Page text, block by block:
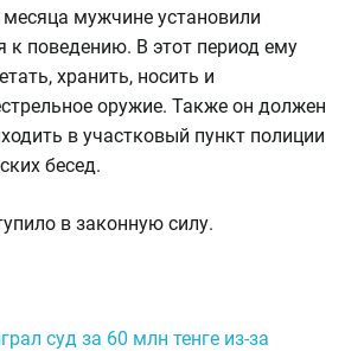
мужчине установили
к поведению. В этот период ему
хранить, носить и
оружие. Также он должен
в участковый пункт полиции
бесед.
в законную силу.
суд за 60 млн тенге из-за